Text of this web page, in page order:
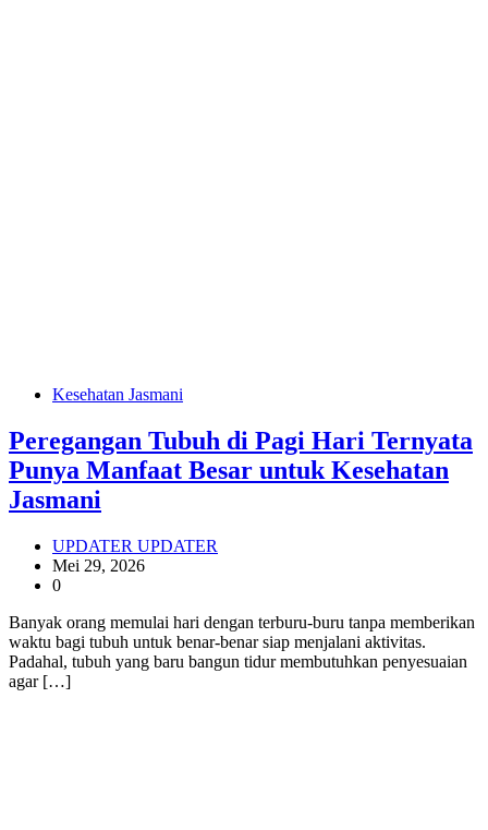
Kesehatan Jasmani
Peregangan Tubuh di Pagi Hari Ternyata
Punya Manfaat Besar untuk Kesehatan
Jasmani
UPDATER UPDATER
Mei 29, 2026
0
Banyak orang memulai hari dengan terburu-buru tanpa memberikan
waktu bagi tubuh untuk benar-benar siap menjalani aktivitas.
Padahal, tubuh yang baru bangun tidur membutuhkan penyesuaian
agar […]